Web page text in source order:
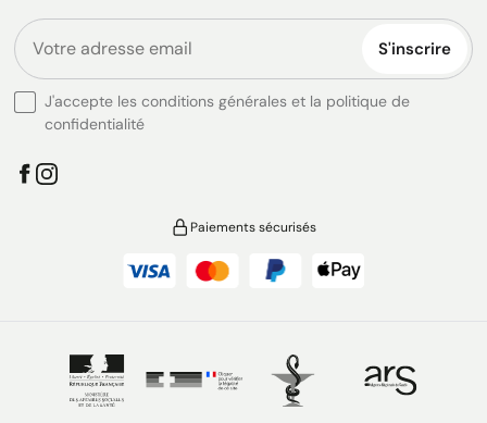
S'inscrire
J'accepte les conditions générales et la politique de
confidentialité
Paiements sécurisés